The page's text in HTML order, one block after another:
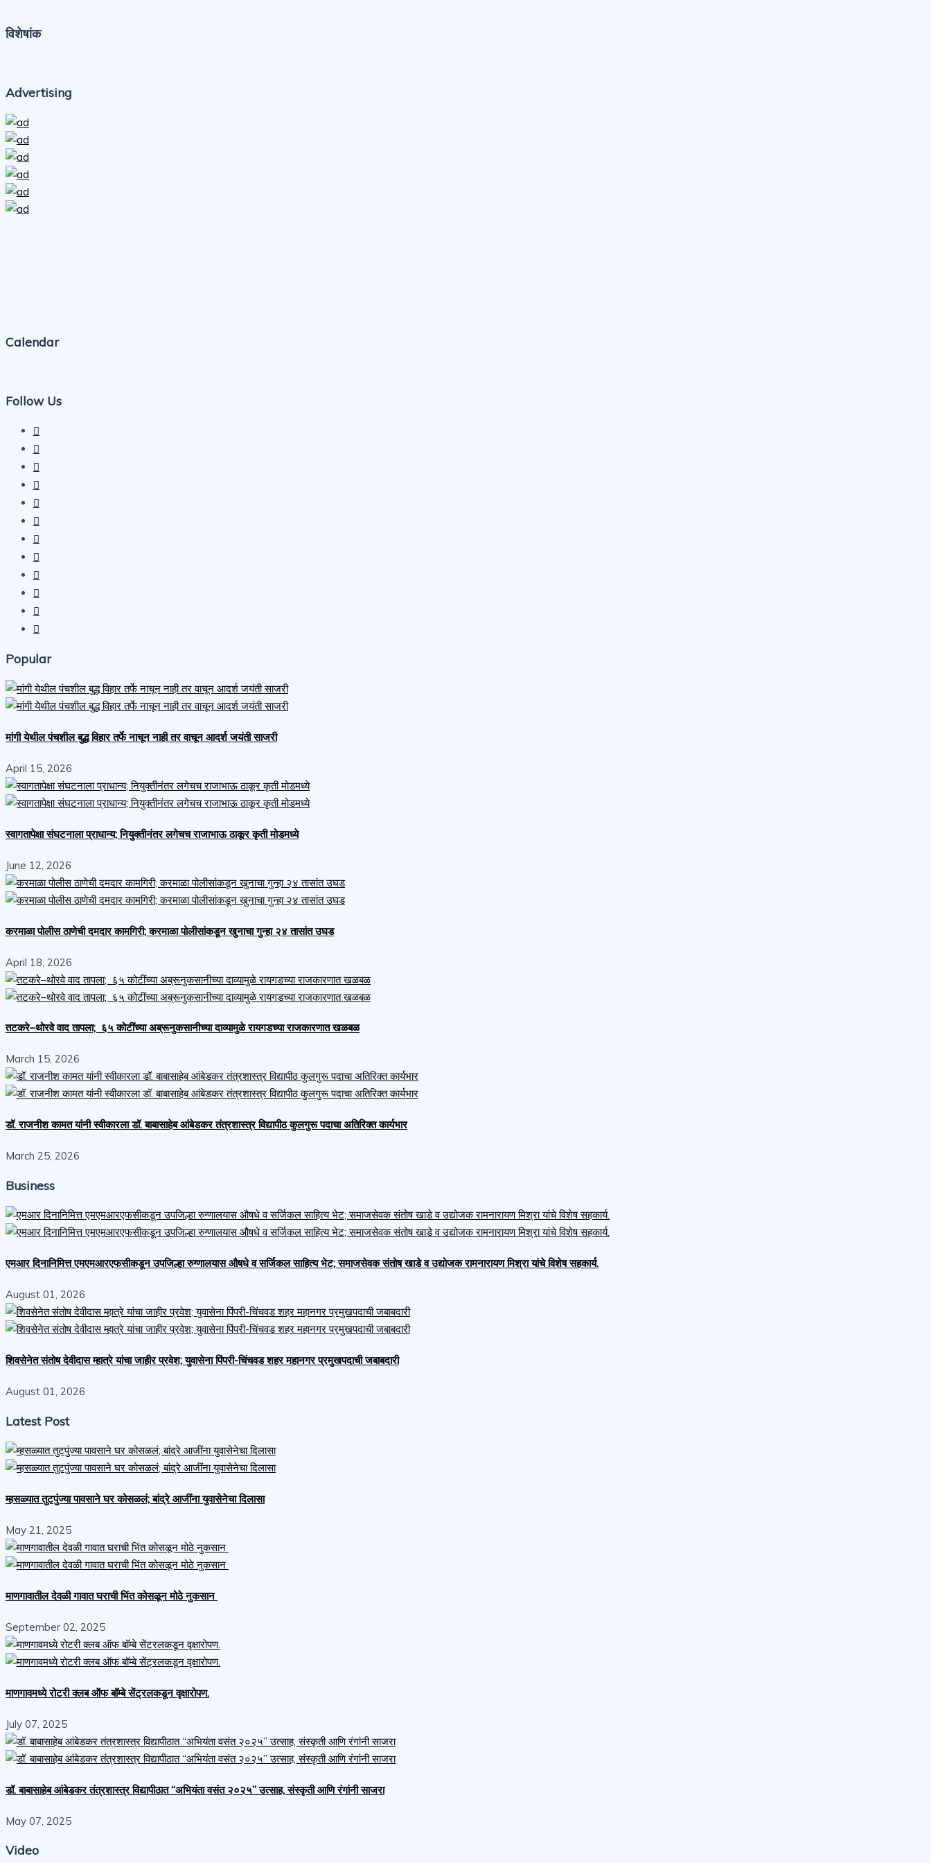
विशेषांक
Advertising
Calendar
Follow Us
Popular
मांगी येथील पंचशील बुद्ध विहार तर्फे नाचून नाही तर वाचून आदर्श जयंती साजरी
April 15, 2026
स्वागतापेक्षा संघटनाला प्राधान्य; नियुक्तीनंतर लगेचच राजाभाऊ ठाकूर कृती मोडमध्ये
June 12, 2026
करमाळा पोलीस ठाणेची दमदार कामगिरी; करमाळा पोलीसांकडून खुनाचा गुन्हा २४ तासांत उघड
April 18, 2026
तटकरे–थोरवे वाद तापला; ६५ कोटींच्या अब्रूनुकसानीच्या दाव्यामुळे रायगडच्या राजकारणात खळबळ
March 15, 2026
डॉ. राजनीश कामत यांनी स्वीकारला डॉ. बाबासाहेब आंबेडकर तंत्रशास्त्र विद्यापीठ कुलगुरू पदाचा अतिरिक्त कार्यभार
March 25, 2026
Business
एमआर दिनानिमित्त एमएमआरएफसीकडून उपजिल्हा रुग्णालयास औषधे व सर्जिकल साहित्य भेट; समाजसेवक संतोष खाडे व उद्योजक रामनारायण मिश्रा यांचे विशेष सहकार्य.
August 01, 2026
शिवसेनेत संतोष देवीदास म्हात्रे यांचा जाहीर प्रवेश; युवासेना पिंपरी-चिंचवड शहर महानगर प्रमुखपदाची जबाबदारी
August 01, 2026
Latest Post
म्हसळ्यात तुटपुंज्या पावसाने घर कोसळलं; बांद्रे आजींना युवासेनेचा दिलासा
May 21, 2025
माणगावातील देवळी गावात घराची भिंत कोसळून मोठे नुकसान
September 02, 2025
माणगावमध्ये रोटरी क्लब ऑफ बॉम्बे सेंट्रलकडून वृक्षारोपण.
July 07, 2025
डॉ. बाबासाहेब आंबेडकर तंत्रशास्त्र विद्यापीठात “अभियंता वसंत २०२५” उत्साह, संस्कृती आणि रंगांनी साजरा
May 07, 2025
Video